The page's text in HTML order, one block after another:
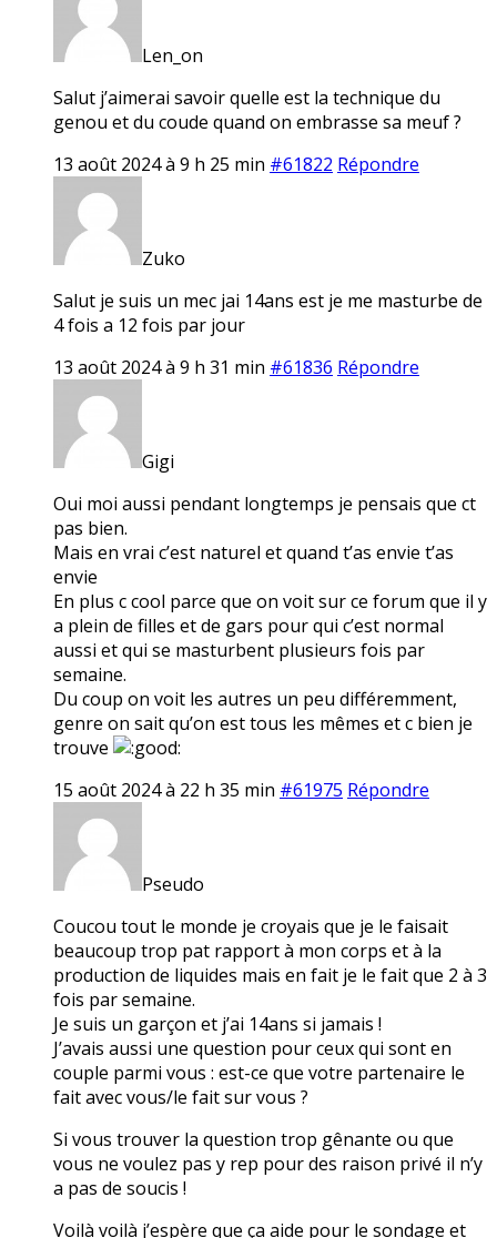
Len_on
Salut j’aimerai savoir quelle est la technique du
genou et du coude quand on embrasse sa meuf ?
13 août 2024 à 9 h 25 min #61822 Répondre
Zuko
Salut je suis un mec jai 14ans est je me masturbe de
4 fois a 12 fois par jour
13 août 2024 à 9 h 31 min #61836 Répondre
Gigi
Oui moi aussi pendant longtemps je pensais que ct
pas bien.
Mais en vrai c’est naturel et quand t’as envie t’as
envie
En plus c cool parce que on voit sur ce forum que il y
a plein de filles et de gars pour qui c’est normal
aussi et qui se masturbent plusieurs fois par
semaine.
Du coup on voit les autres un peu différemment,
genre on sait qu’on est tous les mêmes et c bien je
trouve
15 août 2024 à 22 h 35 min #61975 Répondre
Pseudo
Coucou tout le monde je croyais que je le faisait
beaucoup trop pat rapport à mon corps et à la
production de liquides mais en fait je le fait que 2 à 3
fois par semaine.
Je suis un garçon et j’ai 14ans si jamais !
J’avais aussi une question pour ceux qui sont en
couple parmi vous : est-ce que votre partenaire le
fait avec vous/le fait sur vous ?
Si vous trouver la question trop gênante ou que
vous ne voulez pas y rep pour des raison privé il n’y
a pas de soucis !
Voilà voilà j’espère que ça aide pour le sondage et